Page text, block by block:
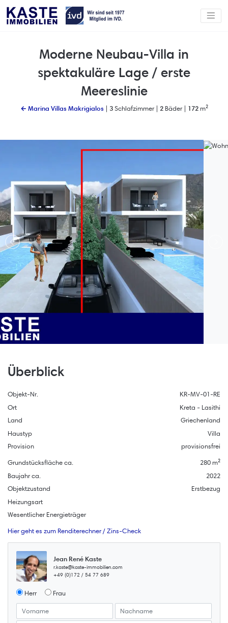
Moderne Neubau-Villa in
spektakuläre Lage / erste
Meereslinie
← Marina Villas Makrigialos | 3Schlafzimmer | 2Bäder | 172m²
Überblick
Objekt-Nr.
KR-MV-01-RE
Ort
Kreta - Lasithi
Land
Griechenland
Haustyp
Villa
Provision
provisionsfrei
Grundstücksfläche ca.
280 m²
Baujahr ca.
2022
Objektzustand
Erstbezug
Heizungsart
Wesentlicher Energieträger
Hier geht es zum Renditerechner / Zins-Check
Jean René Kaste
r.kaste@kaste-immobilien.com
+49 (0)172 / 54 77 689
Herr Frau